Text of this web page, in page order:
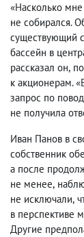
«Насколько
не собирался.
существующий
бассейн в
рассказал он,
к акционерам.
запрос по
не получила
Иван Панов в
собственник
а после
не менее,
не исключали,
в перспективе
Другие